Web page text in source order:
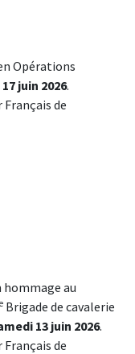
Opérations
juin 2026.
de
hommage au
e Brigade de cavalerie
13 juin 2026.
de